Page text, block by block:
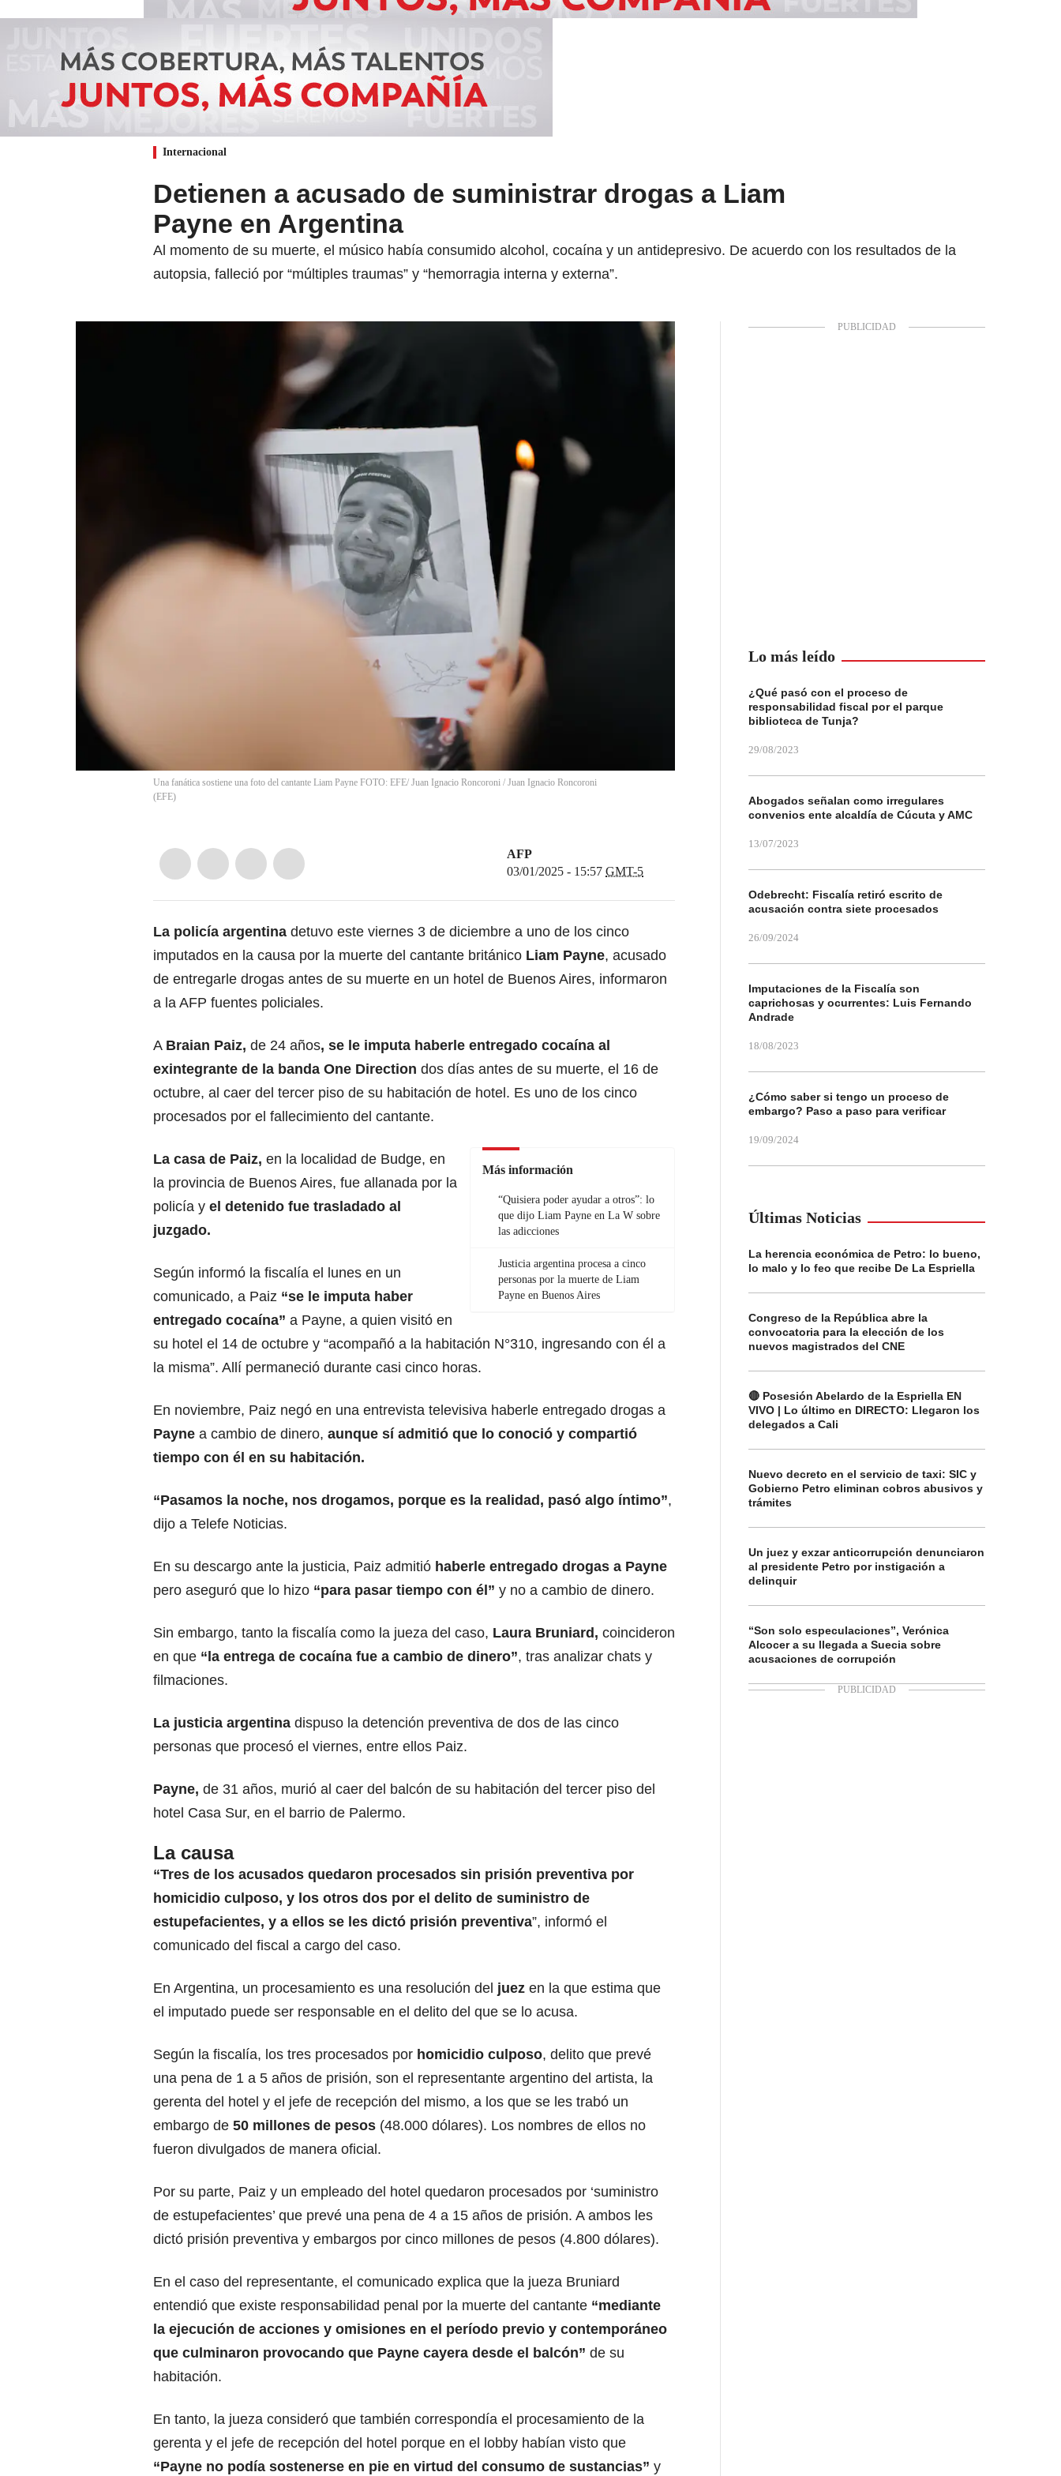
Internacional
Detienen a acusado de suministrar drogas a Liam
Payne en Argentina
Al momento de su muerte, el músico había consumido alcohol, cocaína y un antidepresivo. De acuerdo con los resultados de la
autopsia, falleció por “múltiples traumas” y “hemorragia interna y externa”.
Una fanática sostiene una foto del cantante Liam Payne FOTO: EFE/ Juan Ignacio Roncoroni / Juan Ignacio Roncoroni
(EFE)
AFP
03/01/2025 - 15:57 GMT-5
La policía argentina detuvo este viernes 3 de diciembre a uno de los cinco
imputados en la causa por la muerte del cantante británico Liam Payne, acusado
de entregarle drogas antes de su muerte en un hotel de Buenos Aires, informaron
a la AFP fuentes policiales.
A Braian Paiz, de 24 años, se le imputa haberle entregado cocaína al
exintegrante de la banda One Direction dos días antes de su muerte, el 16 de
octubre, al caer del tercer piso de su habitación de hotel. Es uno de los cinco
procesados por el fallecimiento del cantante.
Más información
“Quisiera poder ayudar a otros”: lo
que dijo Liam Payne en La W sobre
las adicciones
Justicia argentina procesa a cinco
personas por la muerte de Liam
Payne en Buenos Aires
La casa de Paiz, en la localidad de Budge, en
la provincia de Buenos Aires, fue allanada por la
policía y el detenido fue trasladado al
juzgado.
Según informó la fiscalía el lunes en un
comunicado, a Paiz “se le imputa haber
entregado cocaína” a Payne, a quien visitó en
su hotel el 14 de octubre y “acompañó a la habitación N°310, ingresando con él a
la misma”. Allí permaneció durante casi cinco horas.
En noviembre, Paiz negó en una entrevista televisiva haberle entregado drogas a
Payne a cambio de dinero, aunque sí admitió que lo conoció y compartió
tiempo con él en su habitación.
“Pasamos la noche, nos drogamos, porque es la realidad, pasó algo íntimo”,
dijo a Telefe Noticias.
En su descargo ante la justicia, Paiz admitió haberle entregado drogas a Payne
pero aseguró que lo hizo “para pasar tiempo con él” y no a cambio de dinero.
Sin embargo, tanto la fiscalía como la jueza del caso, Laura Bruniard, coincideron
en que “la entrega de cocaína fue a cambio de dinero”, tras analizar chats y
filmaciones.
La justicia argentina dispuso la detención preventiva de dos de las cinco
personas que procesó el viernes, entre ellos Paiz.
Payne, de 31 años, murió al caer del balcón de su habitación del tercer piso del
hotel Casa Sur, en el barrio de Palermo.
La causa
“Tres de los acusados quedaron procesados sin prisión preventiva por
homicidio culposo, y los otros dos por el delito de suministro de
estupefacientes, y a ellos se les dictó prisión preventiva”, informó el
comunicado del fiscal a cargo del caso.
En Argentina, un procesamiento es una resolución del juez en la que estima que
el imputado puede ser responsable en el delito del que se lo acusa.
Según la fiscalía, los tres procesados por homicidio culposo, delito que prevé
una pena de 1 a 5 años de prisión, son el representante argentino del artista, la
gerenta del hotel y el jefe de recepción del mismo, a los que se les trabó un
embargo de 50 millones de pesos (48.000 dólares). Los nombres de ellos no
fueron divulgados de manera oficial.
Por su parte, Paiz y un empleado del hotel quedaron procesados por ‘suministro
de estupefacientes’ que prevé una pena de 4 a 15 años de prisión. A ambos les
dictó prisión preventiva y embargos por cinco millones de pesos (4.800 dólares).
En el caso del representante, el comunicado explica que la jueza Bruniard
entendió que existe responsabilidad penal por la muerte del cantante “mediante
la ejecución de acciones y omisiones en el período previo y contemporáneo
que culminaron provocando que Payne cayera desde el balcón” de su
habitación.
En tanto, la jueza consideró que también correspondía el procesamiento de la
gerenta y el jefe de recepción del hotel porque en el lobby habían visto que
“Payne no podía sostenerse en pie en virtud del consumo de sustancias” y
Lo más leído
¿Qué pasó con el proceso de
responsabilidad fiscal por el parque
biblioteca de Tunja?
29/08/2023
Abogados señalan como irregulares
convenios ente alcaldía de Cúcuta y AMC
13/07/2023
Odebrecht: Fiscalía retiró escrito de
acusación contra siete procesados
26/09/2024
Imputaciones de la Fiscalía son
caprichosas y ocurrentes: Luis Fernando
Andrade
18/08/2023
¿Cómo saber si tengo un proceso de
embargo? Paso a paso para verificar
19/09/2024
Últimas Noticias
La herencia económica de Petro: lo bueno,
lo malo y lo feo que recibe De La Espriella
Congreso de la República abre la
convocatoria para la elección de los
nuevos magistrados del CNE
🔴 Posesión Abelardo de la Espriella EN
VIVO | Lo último en DIRECTO: Llegaron los
delegados a Cali
Nuevo decreto en el servicio de taxi: SIC y
Gobierno Petro eliminan cobros abusivos y
trámites
Un juez y exzar anticorrupción denunciaron
al presidente Petro por instigación a
delinquir
“Son solo especulaciones”, Verónica
Alcocer a su llegada a Suecia sobre
acusaciones de corrupción